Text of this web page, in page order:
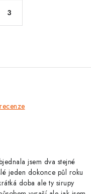
3
jsem dva stejné
jeden dokonce půl roku
doba ale ty sirupy